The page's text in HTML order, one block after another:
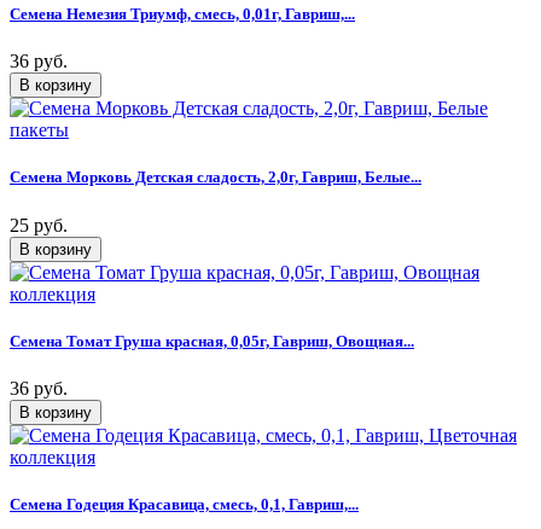
Семена Немезия Триумф, смесь, 0,01г, Гавриш,...
36 руб.
Семена Морковь Детская сладость, 2,0г, Гавриш, Белые...
25 руб.
Семена Томат Груша красная, 0,05г, Гавриш, Овощная...
36 руб.
Семена Годеция Красавица, смесь, 0,1, Гавриш,...